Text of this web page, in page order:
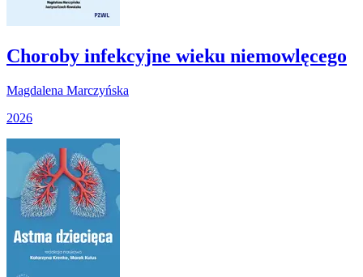
Choroby infekcyjne wieku niemowlęcego
Magdalena Marczyńska
2026